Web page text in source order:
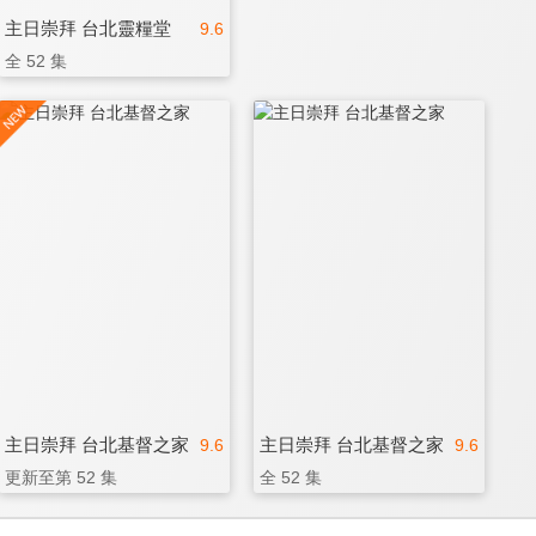
9.6
主日崇拜 台北靈糧堂
全 52 集
9.6
主日崇拜 台北基督之家
更新至第 52 集
9.6
主日崇拜 台北基督之家
全 52 集